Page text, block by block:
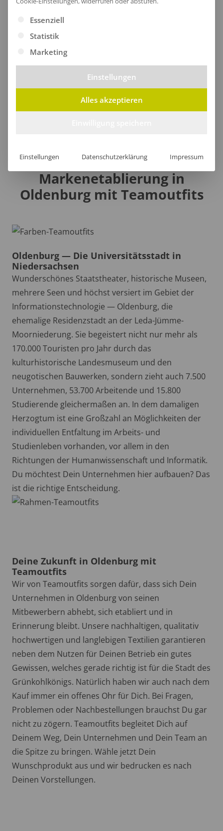
Warnschutzjacken
Taschen
Markenetablierung in
Oldenburg mit Teamoutfits
Oldenburg — Die Universitätsstadt in
Niedersachsen
Wunderschönes Staatstheater, historische Museen,
mehrere Seen und höchst versiert im Gebiet der
Informationstechnologie — Oldenburg, die
ehemalige Residenzstadt an der Leda-Jümme-
Moorniederung. Sie begeistert nicht nur mehr als
170.000 Touristen pro Jahr durch das
kulturhistorische Landesmuseum und den
neugotischen Bauwerken, sondern zieht auch 7.500
Unternehmen, 53.700 Arbeitende und 15.800
Studierende gleichermaßen an. In dem damaligen
Herzogtum ist eine Großzahl an Möglichkeiten der
individuellen Entfaltung im Arbeits- und
Studienleben vorhanden, vor allem in den
Richtungen der Humanwissenschaft und Informatik.
Du möchtest Dein Unternehmen hier aufbauen? Das
ist die richtige Entscheidung.
Deine Zukunft in Oldenburg mit
Teamoutfits
Wir von Teamoutfits sorgen dafür, dass sich Dein
Unternehmen in Oldenburg von seinen
Mitbewerbern abhebt, sich etabliert und in
Erinnerung bleibt. Unsere nachhaltigen, qualitativ
hochwertigen und langlebigen Textilien garantieren
neben dem Nutzen für Deinen Betrieb ein gutes
Gewissen, welches gerade richtig ist für die Stadt des
Grünkohlkönigs. Natürlich haben wir auch nach dem
Kauf immer ein offenes Ohr für Dich. Bei Fragen,
Problemen oder Nachbestellungen brauchst Du gar
nicht zu zögern. Teamoutfits begleitet Dich auf
Deinem Weg, Dein Unternehmen und Dein Team an
die Spitze zu bringen. Wähle jetzt Dein
Wunschprodukt aus und wir bedrucken es nach
Deinen Vorstellungen.
Es folgt eine Liste der Service-Gruppen, für die eine
Essenziell
Statistik
Marketing
Einstellungen
Alles akzeptieren
Einstellungen Datenschutzerklärung Impressum